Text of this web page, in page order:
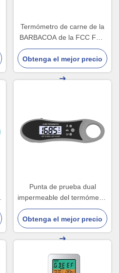
Termómetro de carne de la
BARBACOA de la FCC FDA
ISO9001 Digitaces de RoHS
del CE con el tenedor
trasero
Obtenga el mejor precio
Punta de prueba dual
impermeable del termómetro
de carne de la BARBACOA
IP67 para la comida de la
cocina
Obtenga el mejor precio